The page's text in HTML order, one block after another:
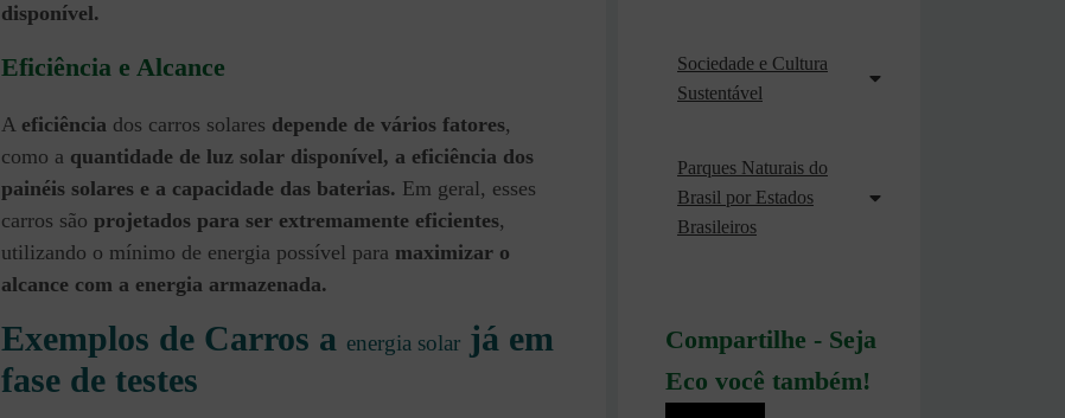
disponível.
Eficiência e Alcance
A eficiência dos carros solares depende de vários fatores,
como a quantidade de luz solar disponível, a eficiência dos
painéis solares e a capacidade das baterias. Em geral, esses
carros são projetados para ser extremamente eficientes,
utilizando o mínimo de energia possível para maximizar o
alcance com a energia armazenada.
Exemplos de Carros a energia solar já em
fase de testes
Sociedade e Cultura
Sustentável
Parques Naturais do
Brasil por Estados
Brasileiros
Compartilhe - Seja
Eco você também!